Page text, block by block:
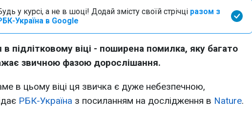
у курсі, а не в шоці! Додай змісту своїй стрічці разом з
Україна в Google
в підлітковому віці - поширена помилка, яку багато
звичною фазою дорослішання.
в цьому віці ця звичка є дуже небезпечною,
РБК-Україна з посиланням на дослідження в Nature.